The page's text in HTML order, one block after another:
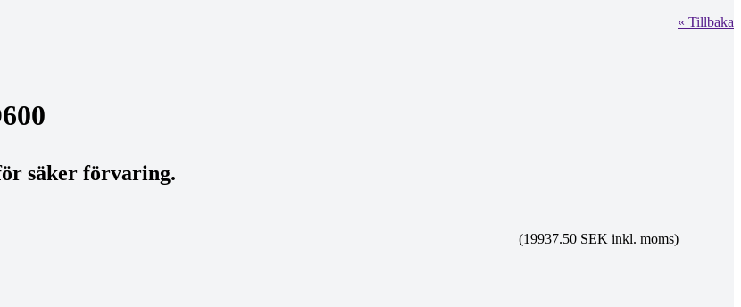
« Tillbaka
säker förvaring.
(19937.50 SEK inkl. moms)